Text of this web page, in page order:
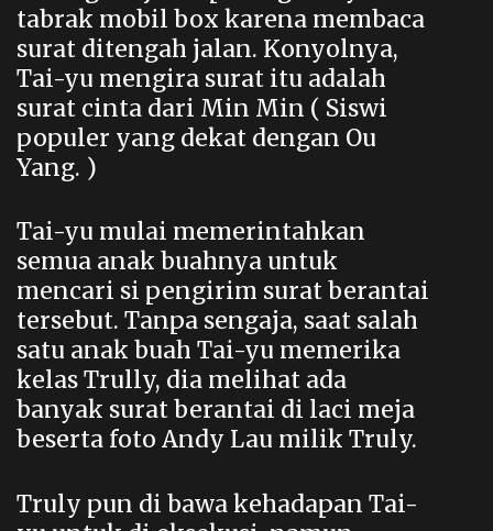
tabrak mobil box karena membaca
surat ditengah jalan. Konyolnya,
Tai-yu mengira surat itu adalah
surat cinta dari Min Min ( Siswi
populer yang dekat dengan Ou
Yang. )
Tai-yu mulai memerintahkan
semua anak buahnya untuk
mencari si pengirim surat berantai
tersebut. Tanpa sengaja, saat salah
satu anak buah Tai-yu memerika
kelas Trully, dia melihat ada
banyak surat berantai di laci meja
beserta foto Andy Lau milik Truly.
Truly pun di bawa kehadapan Tai-